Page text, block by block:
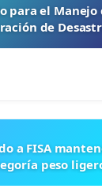
para el Manejo
de
peso